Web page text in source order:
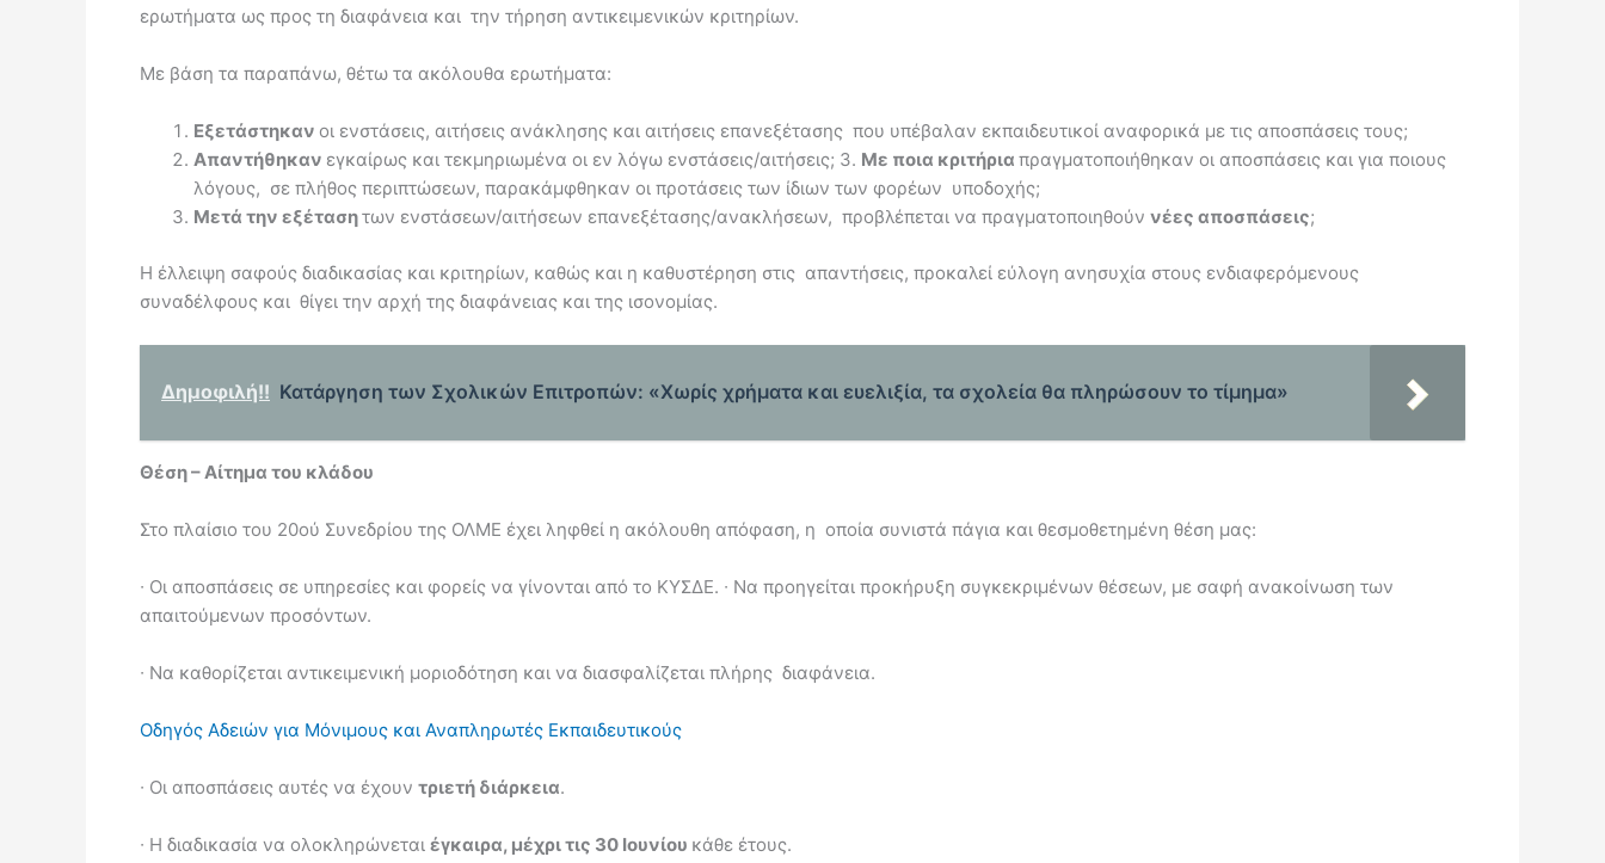
ερωτήματα ως προς τη διαφάνεια και την τήρηση αντικειμενικών κριτηρίων.
Με βάση τα παραπάνω, θέτω τα ακόλουθα ερωτήματα:
Εξετάστηκαν οι ενστάσεις, αιτήσεις ανάκλησης και αιτήσεις επανεξέτασης που υπέβαλαν εκπαιδευτικοί αναφορικά με τις αποσπάσεις τους;
Απαντήθηκαν εγκαίρως και τεκμηριωμένα οι εν λόγω ενστάσεις/αιτήσεις; 3. Με ποια κριτήρια πραγματοποιήθηκαν οι αποσπάσεις και για ποιους
λόγους, σε πλήθος περιπτώσεων, παρακάμφθηκαν οι προτάσεις των ίδιων των φορέων υποδοχής;
Μετά την εξέτασητων ενστάσεων/αιτήσεων επανεξέτασης/ανακλήσεων, προβλέπεται να πραγματοποιηθούν νέες αποσπάσεις;
Η έλλειψη σαφούς διαδικασίας και κριτηρίων, καθώς και η καθυστέρηση στις απαντήσεις, προκαλεί εύλογη ανησυχία στους ενδιαφερόμενους
συναδέλφους και θίγει την αρχή της διαφάνειας και της ισονομίας.
Δημοφιλή!! Κατάργηση των Σχολικών Επιτροπών: «Χωρίς χρήματα και ευελιξία, τα σχολεία θα πληρώσουν το τίμημα»
Θέση – Αίτημα του κλάδου
Στο πλαίσιο του 20ού Συνεδρίου της ΟΛΜΕ έχει ληφθεί η ακόλουθη απόφαση, η οποία συνιστά πάγια και θεσμοθετημένη θέση μας:
∙ Οι αποσπάσεις σε υπηρεσίες και φορείς να γίνονται από το ΚΥΣΔΕ. ∙ Να προηγείται προκήρυξη συγκεκριμένων θέσεων, με σαφή ανακοίνωση των
απαιτούμενων προσόντων.
∙ Να καθορίζεται αντικειμενική μοριοδότηση και να διασφαλίζεται πλήρης διαφάνεια.
Οδηγός Αδειών για Μόνιμους και Αναπληρωτές Εκπαιδευτικούς
∙ Οι αποσπάσεις αυτές να έχουν τριετή διάρκεια.
∙ Η διαδικασία να ολοκληρώνεται έγκαιρα, μέχρι τις 30 Ιουνίου κάθε έτους.